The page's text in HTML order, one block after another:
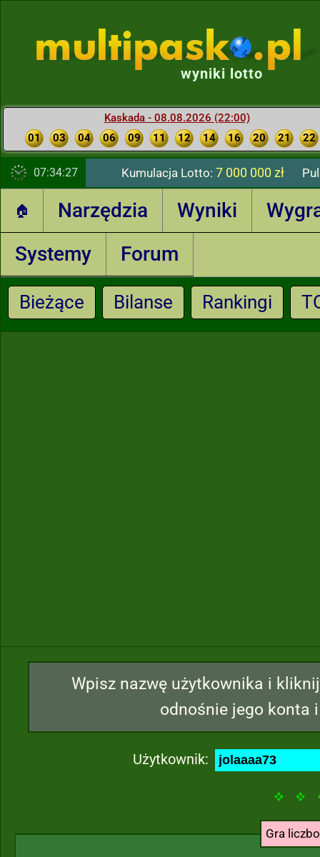
wyniki lotto
Kaskada - 08.08.2026 (22:00)
01
03 04 06 09 11 12 14 16 20 21 22
07:34:28 Kumulacja Lotto: 7 000 000 zł
🏠 Narzędzia Wyniki
Systemy
Forum
Bieżące Bilanse Rankingi
Wpisz nazwę użytkownika i
odnośnie jego konta
Użytkownik:
Gra